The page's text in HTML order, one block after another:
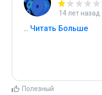
14 лет назад
... Читать Больше
Полезный